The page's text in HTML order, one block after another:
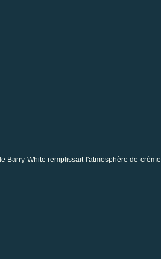
Barry White remplissait l'atmosphère de crème